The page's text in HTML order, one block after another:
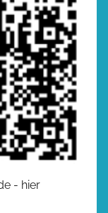
- hier